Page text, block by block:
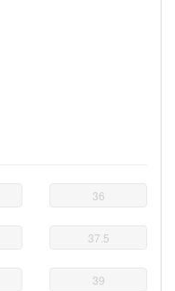
36
37.5
39